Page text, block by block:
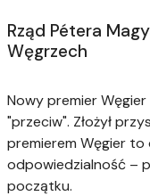
Rząd Pétera
Węgrzech
Nowy premier Węgier
"przeciw". Złożył
premierem Węgier to
odpowiedzialność –
początku.